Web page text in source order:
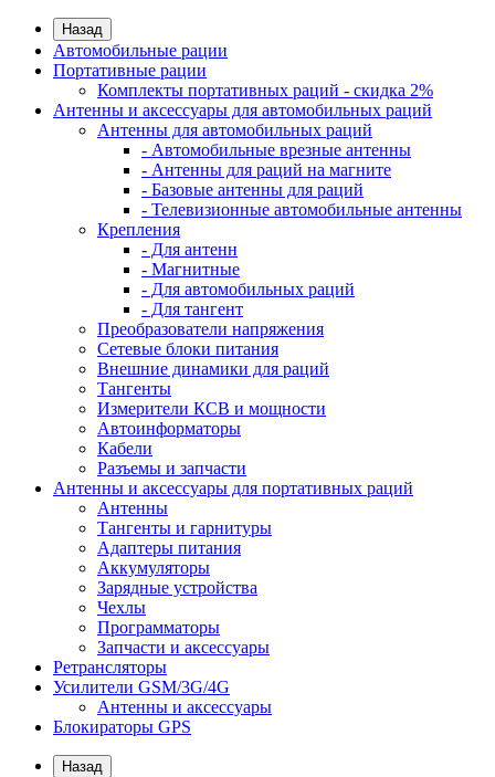
Назад
Автомобильные рации
Портативные рации
Комплекты портативных раций - скидка 2%
Антенны и аксессуары для автомобильных раций
Антенны для автомобильных раций
- Автомобильные врезные антенны
- Антенны для раций на магните
- Базовые антенны для раций
- Телевизионные автомобильные антенны
Крепления
- Для антенн
- Магнитные
- Для автомобильных раций
- Для тангент
Преобразователи напряжения
Сетевые блоки питания
Внешние динамики для раций
Тангенты
Измерители КСВ и мощности
Автоинформаторы
Кабели
Разъемы и запчасти
Антенны и аксессуары для портативных раций
Антенны
Тангенты и гарнитуры
Адаптеры питания
Аккумуляторы
Зарядные устройства
Чехлы
Программаторы
Запчасти и аксессуары
Ретрансляторы
Усилители GSM/3G/4G
Антенны и аксессуары
Блокираторы GPS
Назад